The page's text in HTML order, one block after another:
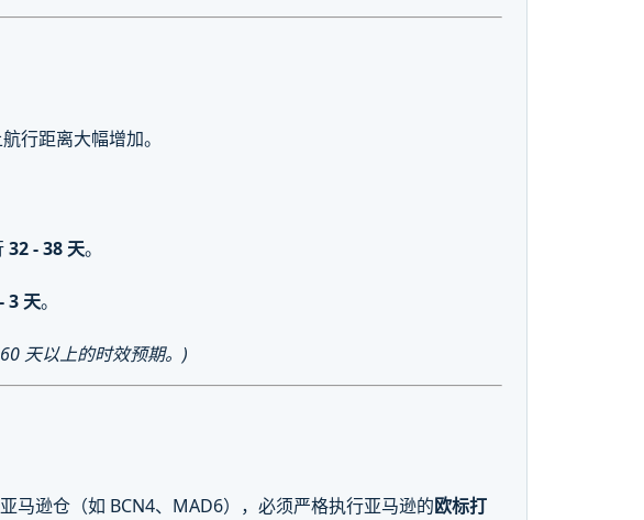
行距离大幅增加。
32 - 38 天。
3 天。
天以上的时效预期。)
逊仓（如 BCN4、MAD6），必须严格执行亚马逊的欧标打